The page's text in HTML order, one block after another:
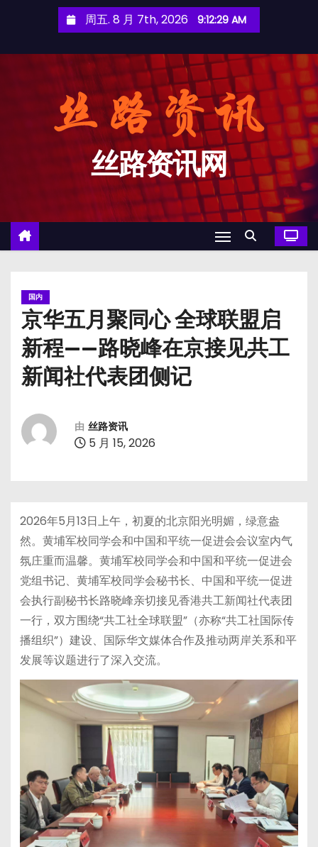
周五. 8 月 7th, 2026 9:12:30 AM
丝路资讯网
国内
京华五月聚同心 全球联盟启
新程——路晓峰在京接见共工
新闻社代表团侧记
由 丝路资讯
5 月 15, 2026
2026年5月13日上午，初夏的北京阳光明媚，绿意盎
然。黄埔军校同学会和中国和平统一促进会会议室内气
氛庄重而温馨。黄埔军校同学会和中国和平统一促进会
党组书记、黄埔军校同学会秘书长、中国和平统一促进
会执行副秘书长路晓峰亲切接见香港共工新闻社代表团
一行，双方围绕“共工社全球联盟”（亦称“共工社国际传
播组织”）建设、国际华文媒体合作及推动两岸关系和平
发展等议题进行了深入交流。